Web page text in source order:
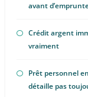
avant
Crédit argent
vraiment
Prêt personnel
détaille pas